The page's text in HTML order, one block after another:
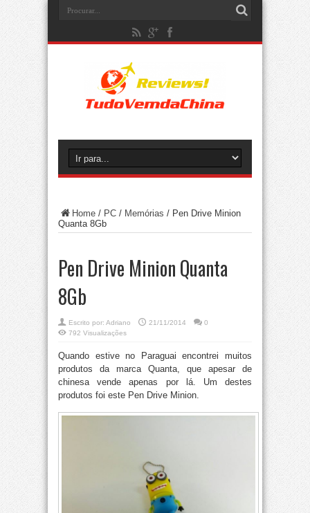
Home / PC / Memórias / Pen Drive Minion
Quanta 8Gb
Pen Drive Minion Quanta
8Gb
Escrito por: Adriano 21/11/2014
0
792 Visualizações
Quando estive no Paraguai encontrei muitos
produtos da marca Quanta, que apesar de
chinesa vende apenas por lá. Um destes
produtos foi este Pen Drive Minion.